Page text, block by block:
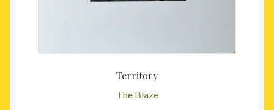
Territory
The Blaze